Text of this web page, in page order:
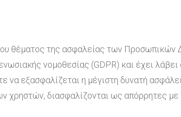
του θέματος της ασφαλείας των
νομοθεσίας (GDPR) και έχει λάβει
να εξασφαλίζεται η μέγιστη δυνατή
χρηστών, διασφαλίζονται ως απόρρητες με